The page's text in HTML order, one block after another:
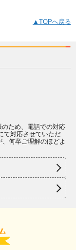
▲TOPへ戻る
のため、電話での対応
て対応させていただ
何卒ご理解のほどよ